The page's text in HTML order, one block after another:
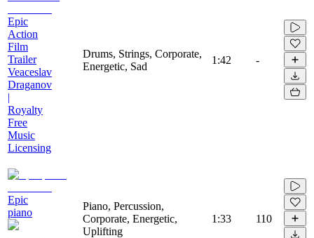
Epic
Action
Film
Trailer
Veaceslav
Draganov
|
Royalty
Free
Music
Licensing
Drums, Strings, Corporate,
Energetic, Sad
1:42 -
Epic
piano
Piano, Percussion,
Corporate, Energetic,
Uplifting
1:33 110